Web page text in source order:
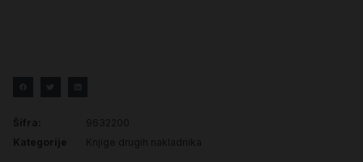
Šifra:
9632200
Kategorije
Knjige drugih nakladnika